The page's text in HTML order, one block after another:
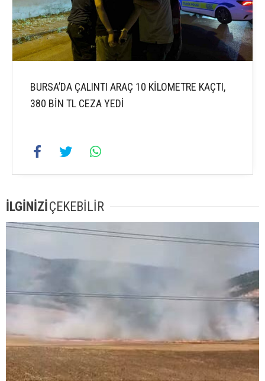
BURSA’DA ÇALINTI ARAÇ 10 KİLOMETRE KAÇTI,
380 BİN TL CEZA YEDİ
İLGİNİZİÇEKEBİLİR